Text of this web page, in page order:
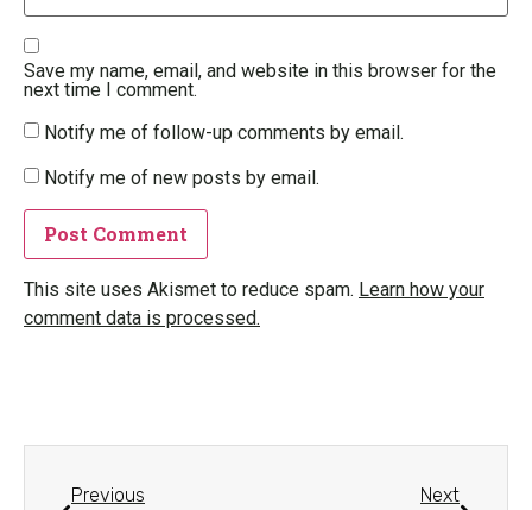
Save my name, email, and website in this browser for the
next time I comment.
Notify me of follow-up comments by email.
Notify me of new posts by email.
This site uses Akismet to reduce spam. Learn how your
comment data is processed.
Previous Next